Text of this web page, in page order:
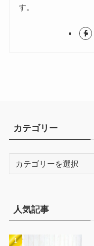
す。
カテゴリー
ー人気記事